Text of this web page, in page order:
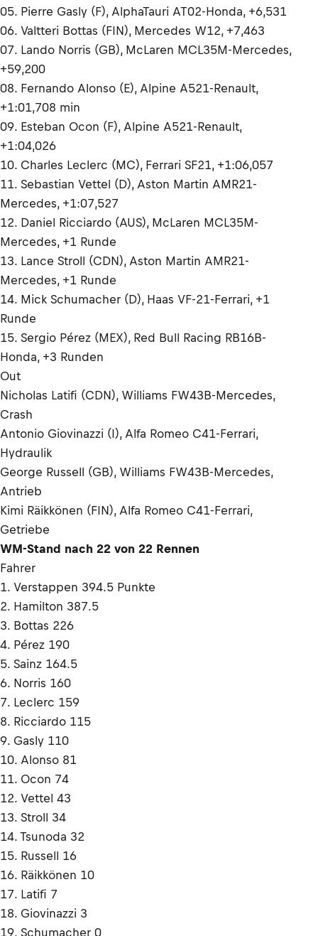
05. Pierre Gasly (F), AlphaTauri AT02-Honda, +6,531
06. Valtteri Bottas (FIN), Mercedes W12, +7,463
07. Lando Norris (GB), McLaren MCL35M-Mercedes,
+59,200
08. Fernando Alonso (E), Alpine A521-Renault,
+1:01,708 min
09. Esteban Ocon (F), Alpine A521-Renault,
+1:04,026
10. Charles Leclerc (MC), Ferrari SF21, +1:06,057
11. Sebastian Vettel (D), Aston Martin AMR21-
Mercedes, +1:07,527
12. Daniel Ricciardo (AUS), McLaren MCL35M-
Mercedes, +1 Runde
13. Lance Stroll (CDN), Aston Martin AMR21-
Mercedes, +1 Runde
14. Mick Schumacher (D), Haas VF-21-Ferrari, +1
Runde
15. Sergio Pérez (MEX), Red Bull Racing RB16B-
Honda, +3 Runden
Out
Nicholas Latifi (CDN), Williams FW43B-Mercedes,
Crash
Antonio Giovinazzi (I), Alfa Romeo C41-Ferrari,
Hydraulik
George Russell (GB), Williams FW43B-Mercedes,
Antrieb
Kimi Räikkönen (FIN), Alfa Romeo C41-Ferrari,
Getriebe
WM-Stand nach 22 von 22 Rennen
Fahrer
1. Verstappen 394.5 Punkte
2. Hamilton 387.5
3. Bottas 226
4. Pérez 190
5. Sainz 164.5
6. Norris 160
7. Leclerc 159
8. Ricciardo 115
9. Gasly 110
10. Alonso 81
11. Ocon 74
12. Vettel 43
13. Stroll 34
14. Tsunoda 32
15. Russell 16
16. Räikkönen 10
17. Latifi 7
18. Giovinazzi 3
19. Schumacher 0